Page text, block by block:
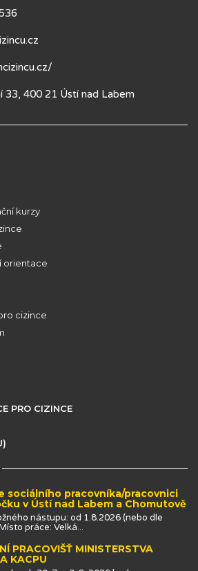
33, 400 21 Ústí nad Labem
kurzy
orientace
cizince
PRO CIZINCE
sociálního pracovníka/pracovnici
v Ústí nad Labem a Chomutově
nástupu: od 1.8.2026 (nebo dle
práce: Velká...
PRACOVIŠŤ MINISTERSTVA
KACPU